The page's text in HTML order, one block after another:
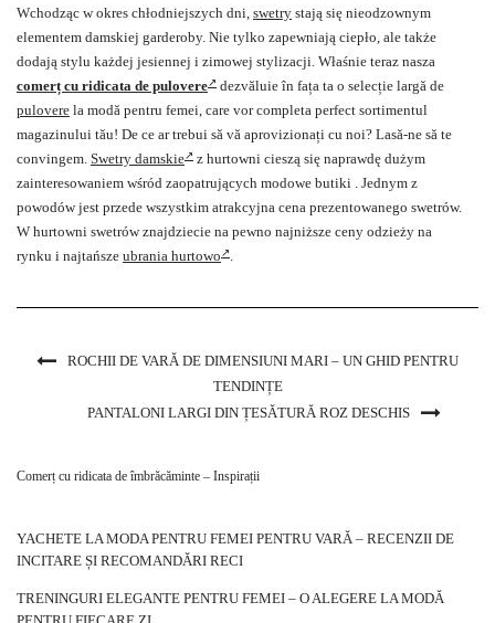
Wchodząc w okres chłodniejszych dni, swetry stają się nieodzownym
elementem damskiej garderoby. Nie tylko zapewniają ciepło, ale także
dodają stylu każdej jesiennej i zimowej stylizacji. Właśnie teraz nasza
comerț cu ridicata de pulovere
dezvăluie în fața ta o selecție largă de
pulovere la modă pentru femei, care vor completa perfect sortimentul
magazinului tău! De ce ar trebui să vă aprovizionați cu noi? Lasă-ne să te
convingem. Swetry damskie
z hurtowni cieszą się naprawdę dużym
zainteresowaniem wśród zaopatrujących modowe butiki . Jednym z
powodów jest przede wszystkim atrakcyjna cena prezentowanego swetrów.
W hurtowni swetrów znajdziecie na pewno najniższe ceny odzieży na
rynku i najtańsze ubrania hurtowo .
ROCHII DE VARĂ DE DIMENSIUNI MARI – UN GHID PENTRU
TENDINȚE
PANTALONI LARGI DIN ȚESĂTURĂ ROZ DESCHIS
Comerț cu ridicata de îmbrăcăminte – Inspirații
YACHETE LA MODA PENTRU FEMEI PENTRU VARĂ – RECENZII DE
INCITARE ȘI RECOMANDĂRI RECI
TRENINGURI ELEGANTE PENTRU FEMEI – O ALEGERE LA MODĂ